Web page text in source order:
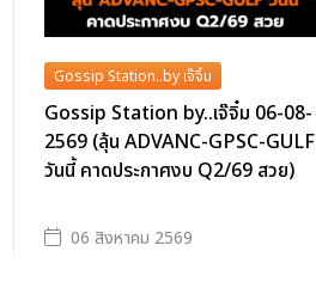
Gossip Station..by เจ๊จิ๋ม
Gossip Station by..เจ๊จิ๋ม 06-08-
2569 (ลุ้น ADVANC-GPSC-GULF
วันนี้ คาดประกาศงบ Q2/69 สวย)
06 สิงหาคม 2569